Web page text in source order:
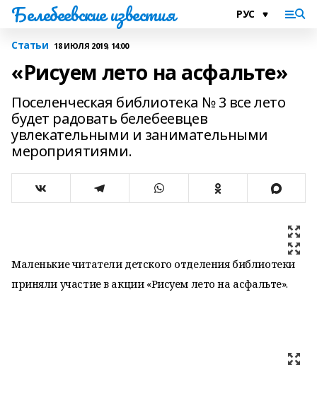
Белебеевские известия
Статьи 18 ИЮЛЯ 2019, 14:00
«Рисуем лето на асфальте»
Поселенческая библиотека № 3 все лето
будет радовать белебеевцев
увлекательными и занимательными
мероприятиями.
Маленькие читатели детского отделения библиотеки
приняли участие в акции «Рисуем лето на асфальте».